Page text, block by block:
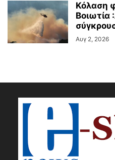
Κόλαση
Βοιωτία
Αυγ 2, 2026